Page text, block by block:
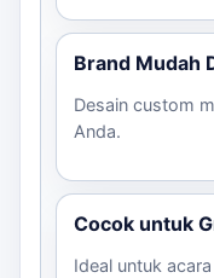
Brand Mudah
Desain custom
Anda.
Cocok untuk
Ideal untuk